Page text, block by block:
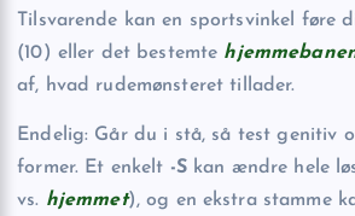
Tilsvarende kan en sportsvinkel føre
(10) eller det bestemte
af, hvad rudemønsteret tillader.
Endelig: Går du i stå, så test genitiv
former. Et enkelt -Skan ændre hele
vs. hjemmet), og en ekstra stamme